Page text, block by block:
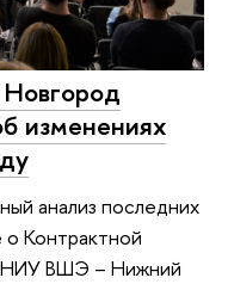
изменениях
анализ последних
о Контрактной
НИУ ВШЭ – Нижний